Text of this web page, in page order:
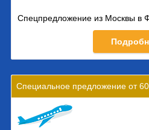
Спецпредложение из Москвы в
Специальное предложение от